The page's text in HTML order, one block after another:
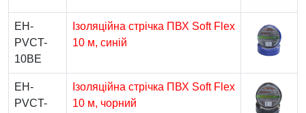
EH-
PVCT-
10BE
Ізоляційна стрічка ПВХ Soft Flex
10 м, синій
EH-
PVCT-
Ізоляційна стрічка ПВХ Soft Flex
10 м, чорний